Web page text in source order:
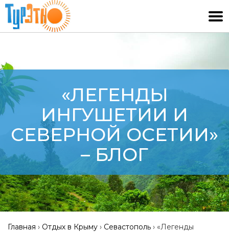
«ЛЕГЕНДЫ
ИНГУШЕТИИ И
СЕВЕРНОЙ ОСЕТИИ»
– БЛОГ
Главная › Отдых в Крыму › Севастополь › «Легенды